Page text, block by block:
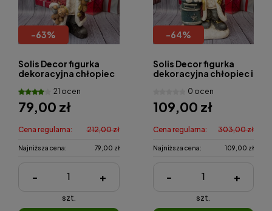
-63%
Solis Decor figurka
dekoracyjna chłopiec
21 ocen
79,00 zł
Cena regularna: 212,00 zł
Najniższa cena: 79,00 zł
- +
szt.
-64%
Solis Decor figurka
dekoracyjna chłopiec i
0 ocen
109,00 zł
Cena regularna: 303,00 zł
Najniższa cena: 109,00 zł
- +
szt.